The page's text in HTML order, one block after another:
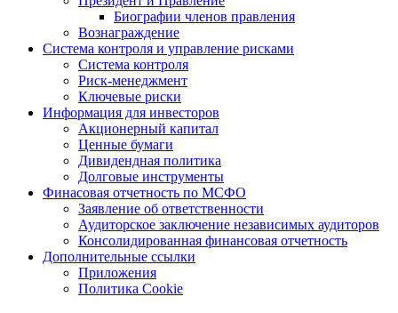
Биографии членов правления
Вознаграждение
Система контроля и управление рисками
Система контроля
Риск-менеджмент
Ключевые риски
Информация для инвесторов
Акционерный капитал
Ценные бумаги
Дивидендная политика
Долговые инструменты
Финасовая отчетность по МСФО
Заявление об ответственности
Аудиторское заключение независимых аудиторов
Консолидированная финансовая отчетность
Дополнительные ссылки
Приложения
Политика Cookie